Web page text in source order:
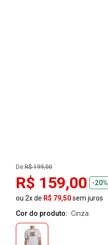
De:R$ 199,00
R$ 159,00
-20%
ou 2x de R$ 79,50sem juros
Cor do produto:
cinza